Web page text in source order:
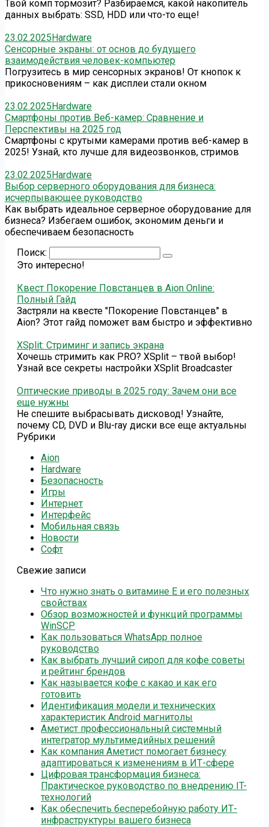
Твой комп тормозит? Разбираемся, какой накопитель
данных выбрать: SSD, HDD или что-то еще!
23.02.2025 Hardware
Сенсорные экраны: от основ до будущего
взаимодействия человек-компьютер
Погрузитесь в мир сенсорных экранов! От кнопок к
прикосновениям – как дисплеи стали окном
23.02.2025 Hardware
Смартфоны против Веб-камер: Сравнение и
Перспективы на 2025 год
Смартфоны с крутыми камерами против веб-камер в
2025! Узнай, кто лучше для видеозвонков, стримов
23.02.2025 Hardware
Выбор серверного оборудования для бизнеса:
исчерпывающее руководство
Как выбрать идеальное серверное оборудование для
бизнеса? Избегаем ошибок, экономим деньги и
обеспечиваем безопасность
Поиск:
Это интересно!
Квест Покорение Повстанцев в Aion Online:
Полный Гайд
Застряли на квесте "Покорение Повстанцев" в
Aion? Этот гайд поможет вам быстро и эффективно
XSplit: Стриминг и запись экрана
Хочешь стримить как PRO? XSplit – твой выбор!
Узнай все секреты настройки XSplit Broadcaster
Оптические приводы в 2025 году: Зачем они все
еще нужны
Не спешите выбрасывать дисковод! Узнайте,
почему CD, DVD и Blu-ray диски все еще актуальны
Рубрики
Aion
Hardware
Безопасность
Игры
Интернет
Интерфейс
Мобильная связь
Новости
Софт
Свежие записи
Что нужно знать о витамине Е и его полезных
свойствах
Обзор возможностей и функций программы
WinSCP
Как пользоваться WhatsApp полное
руководство
Как выбрать лучший сироп для кофе советы
и рейтинг брендов
Как называется кофе с какао и как его
готовить
Идентификация модели и технических
характеристик Android магнитолы
Аметист профессиональный системный
интегратор мультимедийных решений
Как компания Аметист помогает бизнесу
адаптироваться к изменениям в ИТ-сфере
Цифровая трансформация бизнеса:
Практическое руководство по внедрению IT-
технологий
Как обеспечить бесперебойную работу ИТ-
инфраструктуры вашего бизнеса